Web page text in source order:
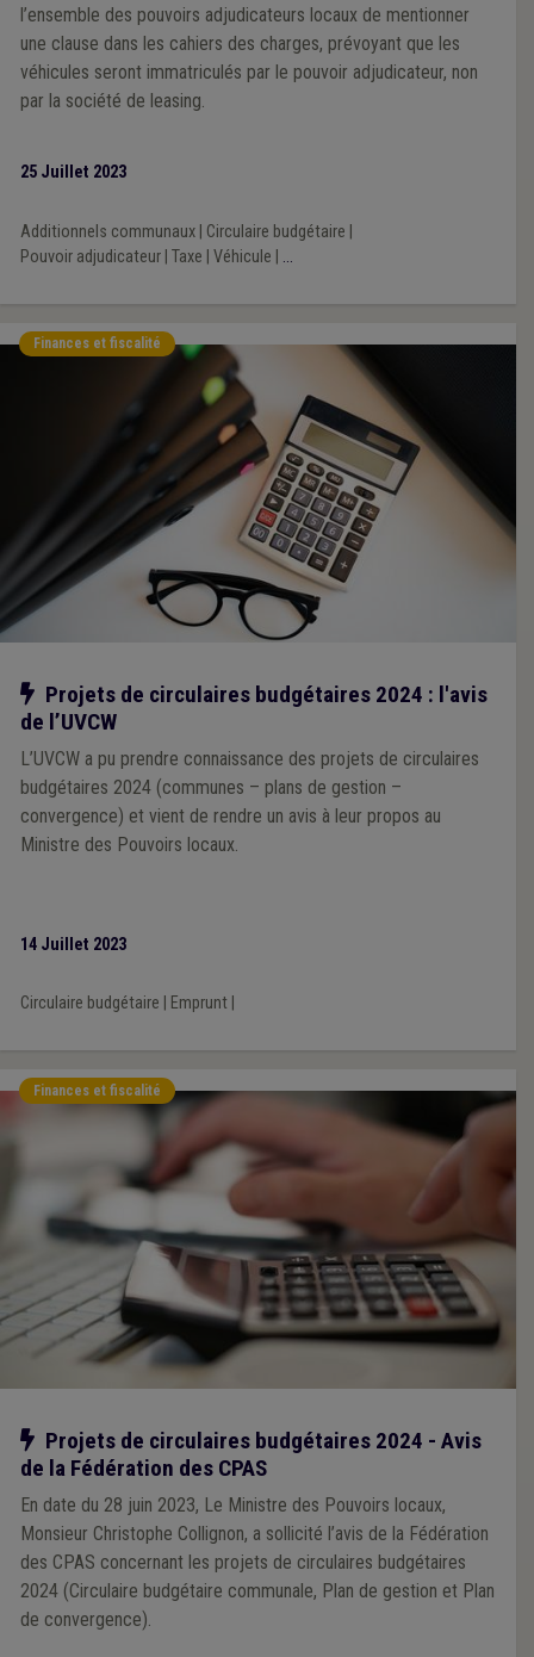
l’ensemble des pouvoirs adjudicateurs locaux de mentionner
une clause dans les cahiers des charges, prévoyant que les
véhicules seront immatriculés par le pouvoir adjudicateur, non
par la société de leasing.
25 Juillet 2023
Additionnels communaux| Circulaire budgétaire
Pouvoir adjudicateur| Taxe Véhicule ...
Finances et fiscalité
Notre action
Projets de circulaires budgétaires 2024 : l'avis
de l’UVCW
L’UVCW a pu prendre connaissance des projets de circulaires
budgétaires 2024 (communes – plans de gestion –
convergence) et vient de rendre un avis à leur propos au
Ministre des Pouvoirs locaux.
14 Juillet 2023
Circulaire budgétaire Emprunt|
Finances et fiscalité
Notre action
Projets de circulaires budgétaires 2024 - Avis
de la Fédération des CPAS
En date du 28 juin 2023, Le Ministre des Pouvoirs locaux,
Monsieur Christophe Collignon, a sollicité l’avis de la Fédération
des CPAS concernant les projets de circulaires budgétaires
2024 (Circulaire budgétaire communale, Plan de gestion et Plan
de convergence).